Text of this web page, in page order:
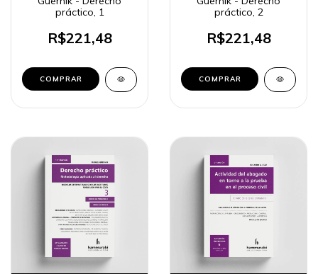
práctico, 1
R$221,48
COMPRAR
práctico, 2
R$221,48
COMPRAR